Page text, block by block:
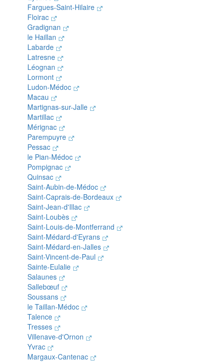
Fargues-Saint-Hilaire
Floirac
Gradignan
le Haillan
Labarde
Latresne
Léognan
Lormont
Ludon-Médoc
Macau
Martignas-sur-Jalle
Martillac
Mérignac
Parempuyre
Pessac
le Pian-Médoc
Pompignac
Quinsac
Saint-Aubin-de-Médoc
Saint-Caprais-de-Bordeaux
Saint-Jean-d'Illac
Saint-Loubès
Saint-Louis-de-Montferrand
Saint-Médard-d'Eyrans
Saint-Médard-en-Jalles
Saint-Vincent-de-Paul
Sainte-Eulalie
Salaunes
Sallebœuf
Soussans
le Taillan-Médoc
Talence
Tresses
Villenave-d'Ornon
Yvrac
Margaux-Cantenac